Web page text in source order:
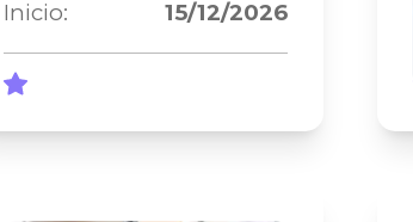
Inicio:
15/12/2026